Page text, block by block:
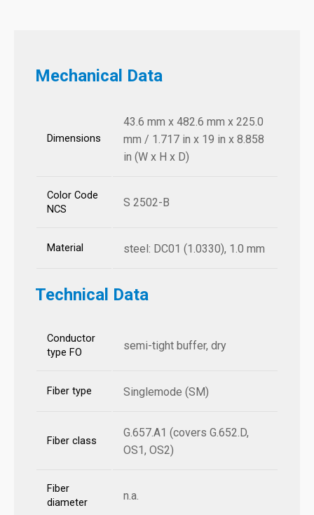
Mechanical Data
Dimensions
43.6 mm x 482.6 mm x 225.0
mm / 1.717 in x 19 in x 8.858
in (W x H x D)
Color Code
NCS
S 2502-B
Material steel: DC01 (1.0330), 1.0 mm
Technical Data
Conductor
type FO
semi-tight buffer, dry
Fiber type Singlemode (SM)
Fiber class
G.657.A1 (covers G.652.D,
OS1, OS2)
Fiber
diameter
n.a.